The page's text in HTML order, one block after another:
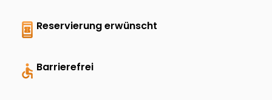
book_online Reservierung erwünscht
accessible Barrierefrei